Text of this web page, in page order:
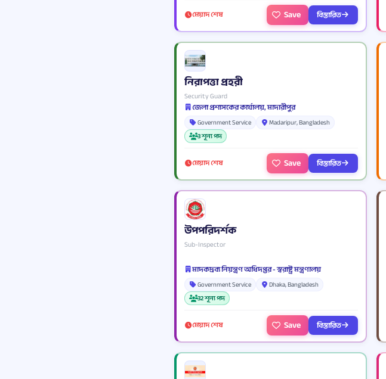
মেয়াদ শেষ Save বিস্তারিত
নিরাপত্তা প্রহরী
Security Guard
জেলা প্রশাসকের কার্যালয়, মাদারীপুর
Government Service
Madaripur, Bangladesh
3 শূন্য পদ
মেয়াদ শেষ Save বিস্তারিত
উপপরিদর্শক
Sub-Inspector
মাদকদ্রব্য নিয়ন্ত্রণ অধিদপ্তর - স্বরাষ্ট্র মন্ত্রণালয়
Government Service
Dhaka, Bangladesh
32 শূন্য পদ
মেয়াদ শেষ Save বিস্তারিত